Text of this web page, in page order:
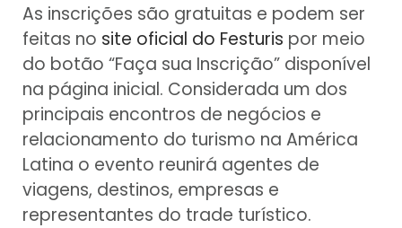
As inscrições são gratuitas e podem ser
feitas no site oficial do Festuris por meio
do botão “Faça sua Inscrição” disponível
na página inicial. Considerada um dos
principais encontros de negócios e
relacionamento do turismo na América
Latina o evento reunirá agentes de
viagens, destinos, empresas e
representantes do trade turístico.